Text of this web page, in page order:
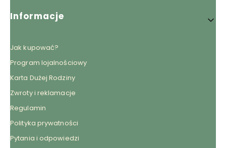
Informacje
Jak kupować?
Program lojalnościowy
Karta Dużej Rodziny
Zwroty i reklamacje
Regulamin
Polityka prywatności
Pytania i odpowiedzi